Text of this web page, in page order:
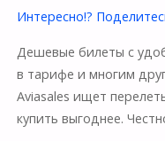
Интересно!?
Дешевые билеты с
в тарифе и многим
Aviasales ищет
купить выгоднее.